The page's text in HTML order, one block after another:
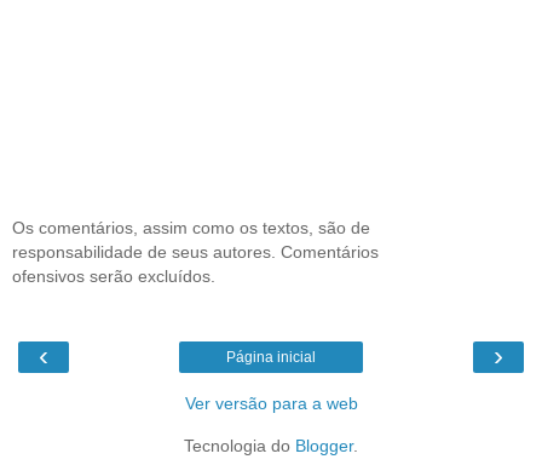
Os comentários, assim como os textos, são de
responsabilidade de seus autores. Comentários
ofensivos serão excluídos.
‹ ›
Página inicial
Ver versão para a web
Tecnologia do Blogger.